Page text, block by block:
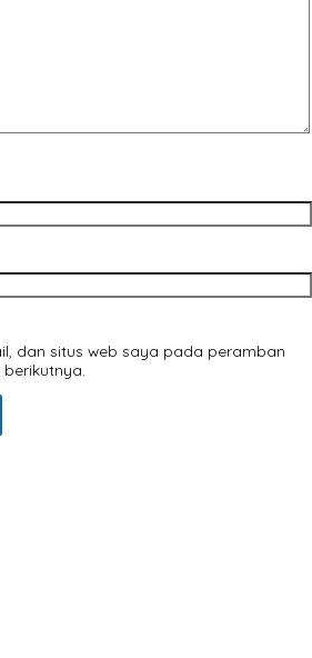
dan situs web saya pada peramban